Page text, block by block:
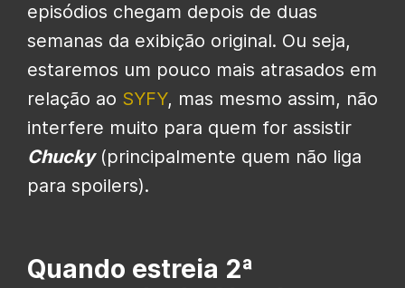
episódios chegam depois de duas
semanas da exibição original. Ou seja,
estaremos um pouco mais atrasados em
relação ao SYFY, mas mesmo assim, não
interfere muito para quem for assistir
Chucky(principalmente quem não liga
para spoilers).
Quando estreia 2ª